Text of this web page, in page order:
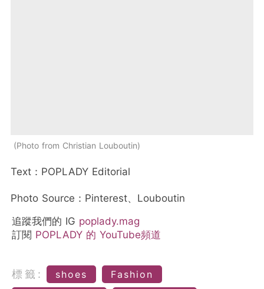
Photo from Christian Louboutin
Text：POPLADY Editorial
Photo Source：Pinterest、Louboutin
追蹤我們的 IG poplady.mag
訂閱 POPLADY 的 YouTube頻道
標籤: shoes
Fashion